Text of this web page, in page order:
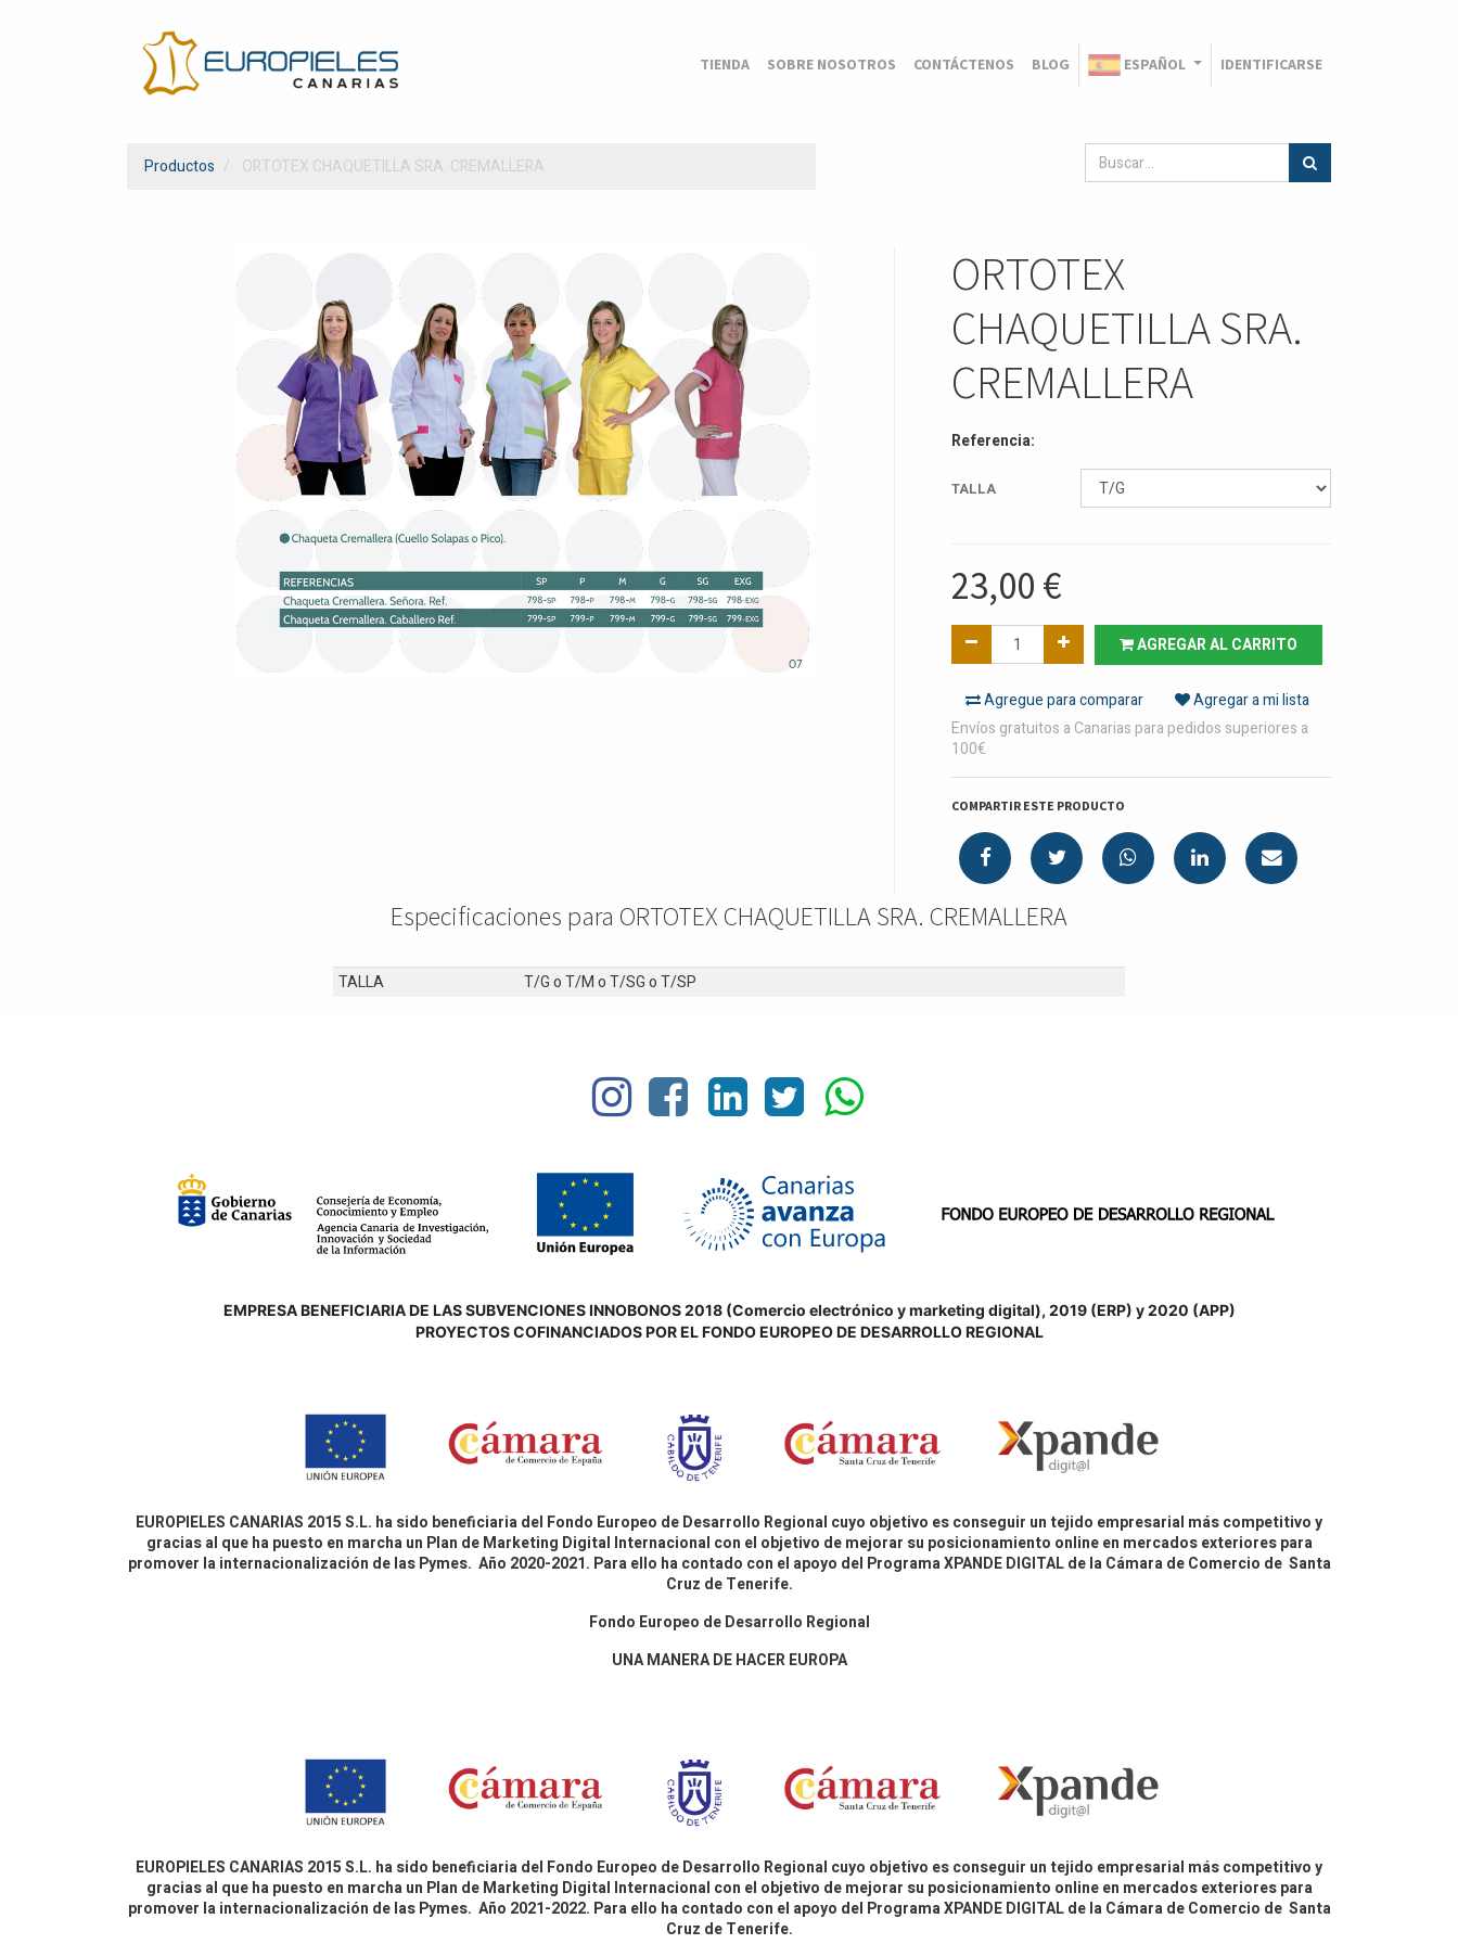
TIENDA SOBRE NOSOTROS CONTÁCTENOS BLOG ESPAÑOL IDENTIFICARSE
Productos ORTOTEX CHAQUETILLA SRA. CREMALLERA
ORTOTEX
CHAQUETILLA SRA.
CREMALLERA
Referencia:
TALLA
23,00 €
AGREGAR AL CARRITO
Agregue para comparar
Agregar a mi lista
Envíos gratuitos a Canarias para pedidos superiores a
100€
COMPARTIR ESTE PRODUCTO
Especificaciones para ORTOTEX CHAQUETILLA SRA. CREMALLERA
TALLA T/GoT/MoT/SGoT/SP
EMPRESA BENEFICIARIA DE LAS SUBVENCIONES INNOBONOS 2018 (Comercio electrónico y marketing digital), 2019 (ERP) y 2020 (APP)
PROYECTOS COFINANCIADOS POR EL FONDO EUROPEO DE DESARROLLO REGIONAL
EUROPIELES CANARIAS 2015 S.L. ha sido beneficiaria del Fondo Europeo de Desarrollo Regional cuyo objetivo es conseguir un tejido empresarial más competitivo y
gracias al que ha puesto en marcha un Plan de Marketing Digital Internacional con el objetivo de mejorar su posicionamiento online en mercados exteriores para
promover la internacionalización de las Pymes. Año 2020-2021. Para ello ha contado con el apoyo del Programa XPANDE DIGITAL de la Cámara de Comercio de Santa
Cruz de Tenerife.
Fondo Europeo de Desarrollo Regional
UNA MANERA DE HACER EUROPA
EUROPIELES CANARIAS 2015 S.L. ha sido beneficiaria del Fondo Europeo de Desarrollo Regional cuyo objetivo es conseguir un tejido empresarial más competitivo y
gracias al que ha puesto en marcha un Plan de Marketing Digital Internacional con el objetivo de mejorar su posicionamiento online en mercados exteriores para
promover la internacionalización de las Pymes. Año 2021-2022. Para ello ha contado con el apoyo del Programa XPANDE DIGITAL de la Cámara de Comercio de Santa
Cruz de Tenerife.